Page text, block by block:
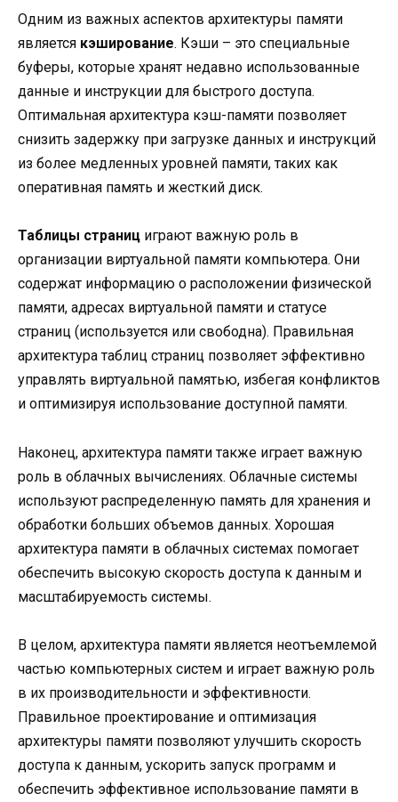
Одним из важных аспектов архитектуры памяти
является кэширование. Кэши – это специальные
буферы, которые хранят недавно использованные
данные и инструкции для быстрого доступа.
Оптимальная архитектура кэш-памяти позволяет
снизить задержку при загрузке данных и инструкций
из более медленных уровней памяти, таких как
оперативная память и жесткий диск.
Таблицы страниц играют важную роль в
организации виртуальной памяти компьютера. Они
содержат информацию о расположении физической
памяти, адресах виртуальной памяти и статусе
страниц (используется или свободна). Правильная
архитектура таблиц страниц позволяет эффективно
управлять виртуальной памятью, избегая конфликтов
и оптимизируя использование доступной памяти.
Наконец, архитектура памяти также играет важную
роль в облачных вычислениях. Облачные системы
используют распределенную память для хранения и
обработки больших объемов данных. Хорошая
архитектура памяти в облачных системах помогает
обеспечить высокую скорость доступа к данным и
масштабируемость системы.
В целом, архитектура памяти является неотъемлемой
частью компьютерных систем и играет важную роль
в их производительности и эффективности.
Правильное проектирование и оптимизация
архитектуры памяти позволяют улучшить скорость
доступа к данным, ускорить запуск программ и
обеспечить эффективное использование памяти в